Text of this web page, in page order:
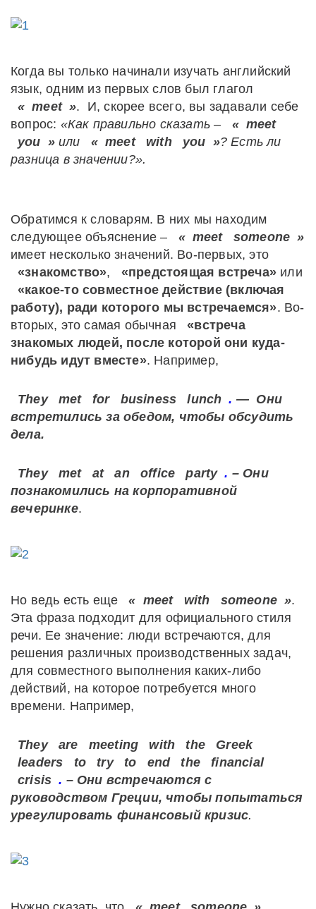
Когда вы только начинали изучать английский
язык, одним из первых слов был глагол
« meet ». И, скорее всего, вы задавали себе
вопрос: «Как правильно сказать – « meet
you » или « meet with you »? Есть ли
разница в значении?».
Обратимся к словарям. В них мы находим
следующее объяснение –
« meet someone »
имеет несколько значений. Во-первых, это
«знакомство», «предстоящая встреча» или
«какое-то совместное действие (включая
работу), ради которого мы встречаемся». Во-
вторых, это самая обычная
«встреча
знакомых людей, после которой они куда-
нибудь идут вместе». Например,
They met for business lunch . — Они
встретились за обедом, чтобы обсудить
дела.
They met at an office party . – Они
познакомились на корпоративной
вечеринке.
Но ведь есть еще « meet with someone ».
Эта фраза подходит для официального стиля
речи. Ее значение: люди встречаются, для
решения различных производственных задач,
для совместного выполнения каких-либо
действий, на которое потребуется много
времени. Например,
They are meeting with the
Greek
leaders
to try to end the
financial
crisis . – Они встречаются с
руководством Греции, чтобы попытаться
урегулировать финансовый кризис.